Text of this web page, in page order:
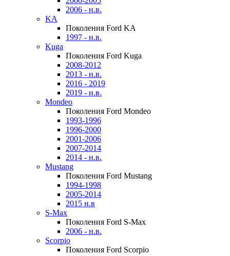
2006 - н.в.
KA
Поколения Ford KA
1997 - н.в.
Kuga
Поколения Ford Kuga
2008-2012
2013 - н.в.
2016 - 2019
2019 - н.в.
Mondeo
Поколения Ford Mondeo
1993-1996
1996-2000
2001-2006
2007-2014
2014 - н.в.
Mustang
Поколения Ford Mustang
1994-1998
2005-2014
2015 н.в
S-Max
Поколения Ford S-Max
2006 - н.в.
Scorpio
Поколения Ford Scorpio